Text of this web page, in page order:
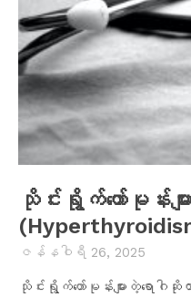
သိုင်းရွိုက်ဟော်မုန်းမျာ
ဇန်နဝါရီ 26, 2025
သိုင်းရွိုက်ဟော်မုန်းများတဲ့ရော